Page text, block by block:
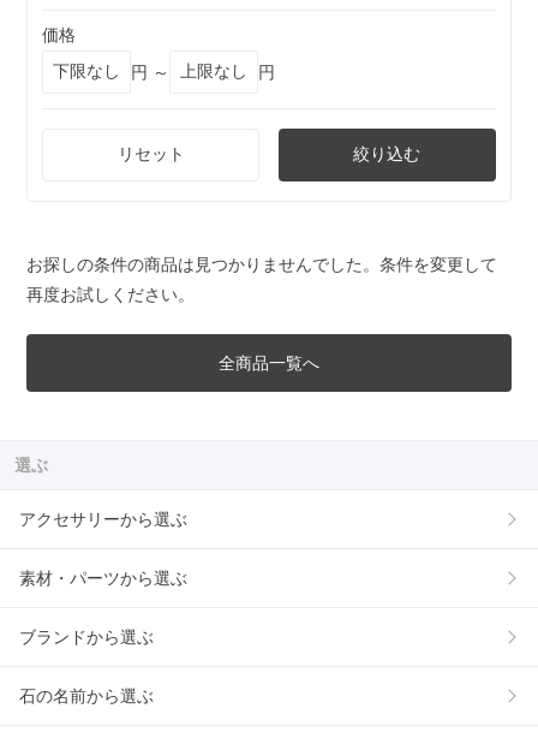
価格
円 ～
円
リセット 絞り込む
お探しの条件の商品は見つかりませんでした。条件を変更して
再度お試しください。
全商品一覧へ
選ぶ
アクセサリーから選ぶ
素材・パーツから選ぶ
ブランドから選ぶ
石の名前から選ぶ